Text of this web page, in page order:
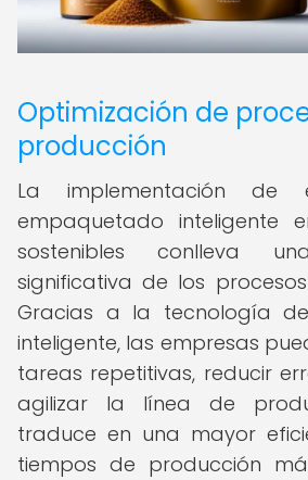
Optimización de
producción
La implementación de
empaquetado inteligente
sostenibles conlleva
significativa de los
Gracias a la tecnología
inteligente, las empresas
tareas repetitivas, reducir
agilizar la línea de
traduce en una mayor
tiempos de producción